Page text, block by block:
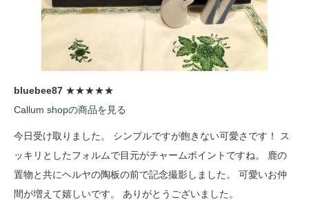
bluebee87 ★★★★★
Callum shopの商品を見る
今日受け取りました。 シンプルですが飽きない可愛さです！ ス
ッキリとしたフォルムで目元がチャームポイントですね。 鹿の
置物と共にヘルヤの陶板の前で記念撮影しました。 可愛いお仲
間が増えて嬉しいです。 ありがとうございました。